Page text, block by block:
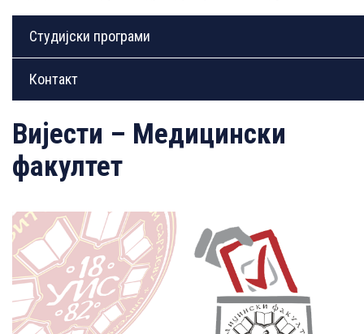
Студијски програми
Контакт
Вијести – Медицински
факултет